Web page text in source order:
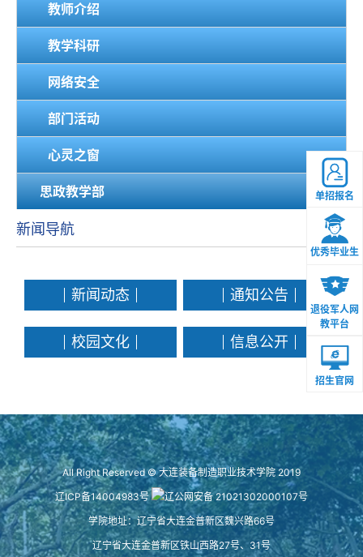
教师介绍
教学科研
网络安全
部门活动
心灵之窗
思政教学部
新闻导航
新闻动态 通知公告
校园文化 信息公开
单招报名
优秀毕业生
退役军人网
教平台
招生官网
All Right Reserved © 大连装备制造职业技术学院 2019
辽ICP备14004983号
辽公网安备 21021302000107号
学院地址：辽宁省大连金普新区魏兴路66号
辽宁省大连金普新区铁山西路27号、31号